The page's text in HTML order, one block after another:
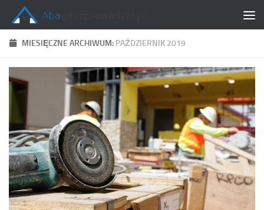
Skip to content
MIESIĘCZNE ARCHIWUM: PAŹDZIERNIK 2019